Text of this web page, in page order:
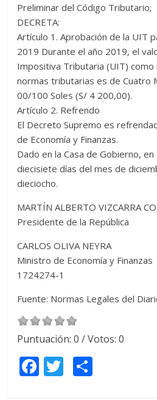
Preliminar del Código Tributario;
DECRETA:
Artículo 1. Aprobación de la UIT
2019 Durante el año 2019, el
Impositiva Tributaria (UIT) como
normas tributarias es de Cuatro
00/100 Soles (S/ 4 200,00).
Artículo 2. Refrendo
El Decreto Supremo es
de Economía y Finanzas.
Dado en la Casa de Gobierno, en
diecisiete días del mes de
dieciocho.
MARTÍN ALBERTO VIZCARRA
Presidente de la República
CARLOS OLIVA NEYRA
Ministro de Economía y Finanzas
1724274-1
Fuente: Normas Legales del
Puntuación:0 / Votos:0
F T